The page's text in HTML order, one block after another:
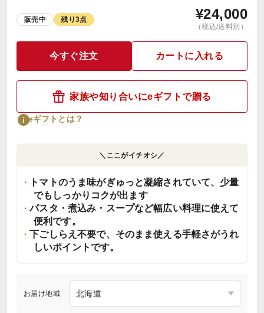
販売中 残り3点 ¥24,000
（税込/送料別）
今すぐ注文 カートに入れる
家族や知り合いにeギフトで贈る
eギフトとは？
＼ここがイチオシ／
トマトのうま味がぎゅっと凝縮されていて、少量
でもしっかりコクが出ます
パスタ・煮込み・スープなど幅広い料理に使えて
便利です。
下ごしらえ不要で、そのまま使える手軽さがうれ
しいポイントです。
お届け地域